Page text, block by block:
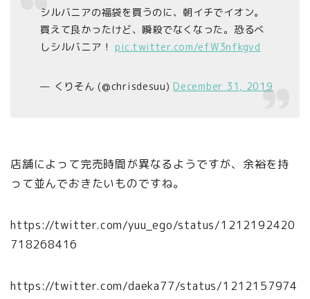
シルバニアの福袋を買うのに、朝イチでイオン。
買えて良かったけど、瞬殺でなくなった。恐るべ
しシルバニア！ pic.twitter.com/efW3nfkgvd
— くりそん (@chrisdesuu)December 31, 2019
店舗によって完売時間が異なるようですが、余裕を持
って並んでおきたいものですね。
https://twitter.com/yuu_ego/status/1212192420
718268416
https://twitter.com/daeka77/status/1212157974